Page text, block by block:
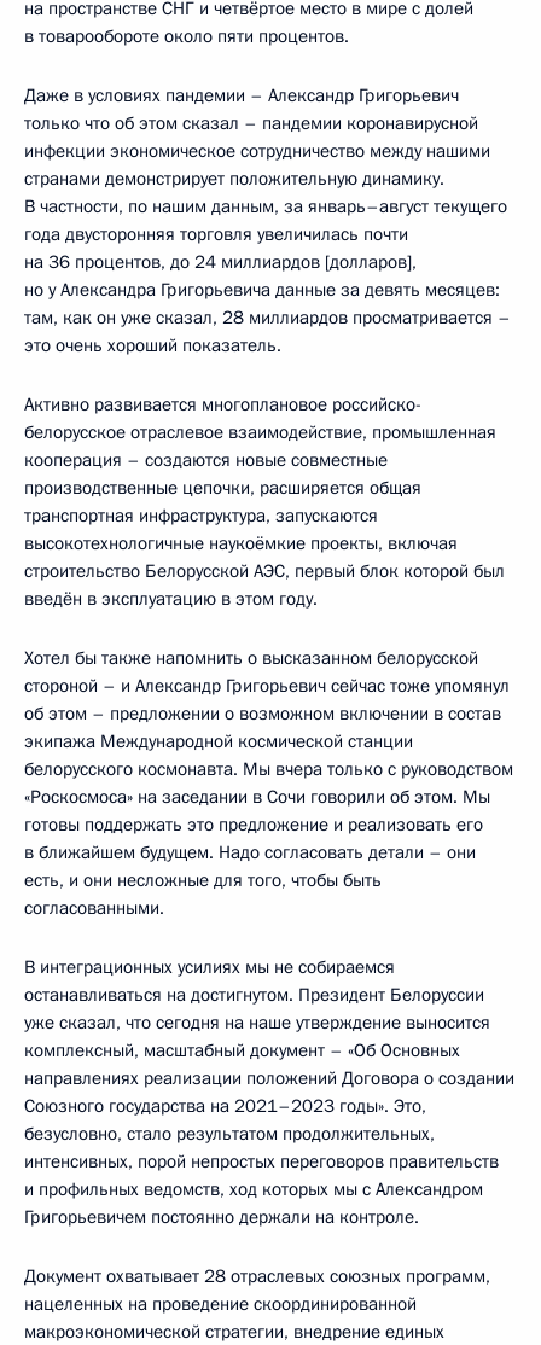
на пространстве СНГ и четвёртое место в мире с долей
в товарообороте около пяти процентов.
Даже в условиях пандемии – Александр Григорьевич
только что об этом сказал – пандемии коронавирусной
инфекции экономическое сотрудничество между нашими
странами демонстрирует положительную динамику.
В частности, по нашим данным, за январь–август текущего
года двусторонняя торговля увеличилась почти
на 36 процентов, до 24 миллиардов [долларов],
но у Александра Григорьевича данные за девять месяцев:
там, как он уже сказал, 28 миллиардов просматривается –
это очень хороший показатель.
Активно развивается многоплановое российско-
белорусское отраслевое взаимодействие, промышленная
кооперация – создаются новые совместные
производственные цепочки, расширяется общая
транспортная инфраструктура, запускаются
высокотехнологичные наукоёмкие проекты, включая
строительство Белорусской АЭС, первый блок которой был
введён в эксплуатацию в этом году.
Хотел бы также напомнить о высказанном белорусской
стороной – и Александр Григорьевич сейчас тоже упомянул
об этом – предложении о возможном включении в состав
экипажа Международной космической станции
белорусского космонавта. Мы вчера только с руководством
«Роскосмоса» на заседании в Сочи говорили об этом. Мы
готовы поддержать это предложение и реализовать его
в ближайшем будущем. Надо согласовать детали – они
есть, и они несложные для того, чтобы быть
согласованными.
В интеграционных усилиях мы не собираемся
останавливаться на достигнутом. Президент Белоруссии
уже сказал, что сегодня на наше утверждение выносится
комплексный, масштабный документ – «Об Основных
направлениях реализации положений Договора о создании
Союзного государства на 2021–2023 годы». Это,
безусловно, стало результатом продолжительных,
интенсивных, порой непростых переговоров правительств
и профильных ведомств, ход которых мы с Александром
Григорьевичем постоянно держали на контроле.
Документ охватывает 28 отраслевых союзных программ,
нацеленных на проведение скоординированной
макроэкономической стратегии, внедрение единых